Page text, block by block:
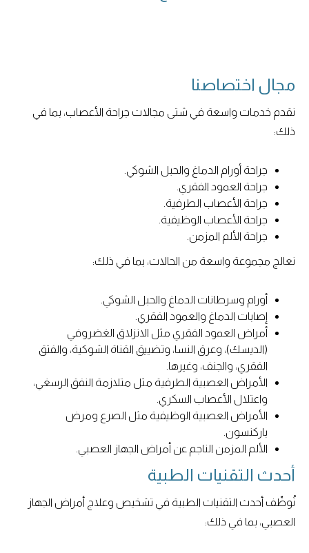
مجال اختصاصنا
نقدم خدمات واسعة في شتى مجالات جراحة الأعصاب، بما في
ذلك:
جراحة أورام الدماغ والحبل الشوكي.
جراحة العمود الفقري.
جراحة الأعصاب الطرفية.
جراحة الأعصاب الوظيفية.
جراحة الألم المزمن.
نعالج مجموعة واسعة من الحالات، بما في ذلك:
أورام وسرطانات الدماغ والحبل الشوكي.
إصابات الدماغ والعمود الفقري.
أمراض العمود الفقري مثل الانزلاق الغضروفي
(الديسك)، وعرق النسا، وتضييق القناة الشوكية، والفتق
الفقري، والجنف، وغيرها.
الأمراض العصبية الطرفية مثل متلازمة النفق الرسغي،
واعتلال الأعصاب السكري.
الأمراض العصبية الوظيفية مثل الصرع ومرض
باركنسون.
الألم المزمن الناجم عن أمراض الجهاز العصبي.
أحدث التقنيات الطبية
نُوظّف أحدث التقنيات الطبية في تشخيص وعلاج أمراض الجهاز
العصبي، بما في ذلك: